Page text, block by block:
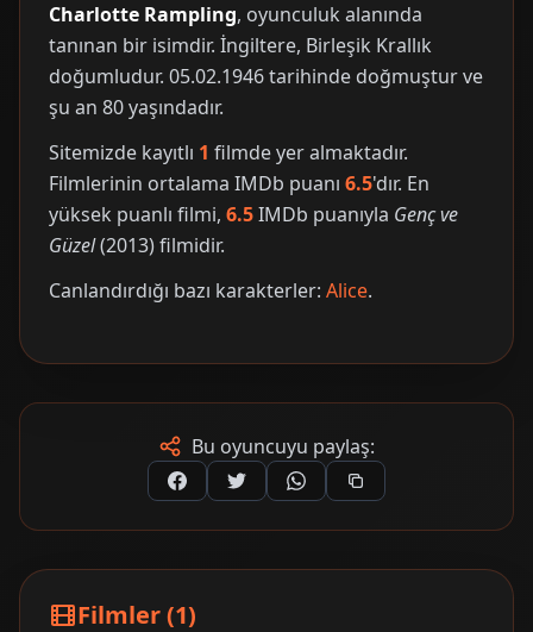
Charlotte Rampling, oyunculuk alanında
tanınan bir isimdir. İngiltere, Birleşik Krallık
doğumludur. 05.02.1946 tarihinde doğmuştur ve
şu an 80 yaşındadır.
Sitemizde kayıtlı 1 filmde yer almaktadır.
Filmlerinin ortalama IMDb puanı 6.5'dır. En
yüksek puanlı filmi, 6.5IMDb puanıyla Genç ve
Güzel(2013) filmidir.
Canlandırdığı bazı karakterler: Alice.
Bu oyuncuyu paylaş:
Filmler (1)